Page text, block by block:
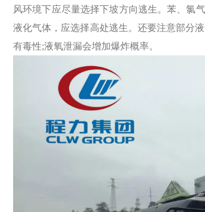
风环境下应尽量选择下坡方向逃生。苯、氯
液化气体，应选择高处逃生。还要注意部分
有毒性;液氧泄漏会增加爆炸概率。